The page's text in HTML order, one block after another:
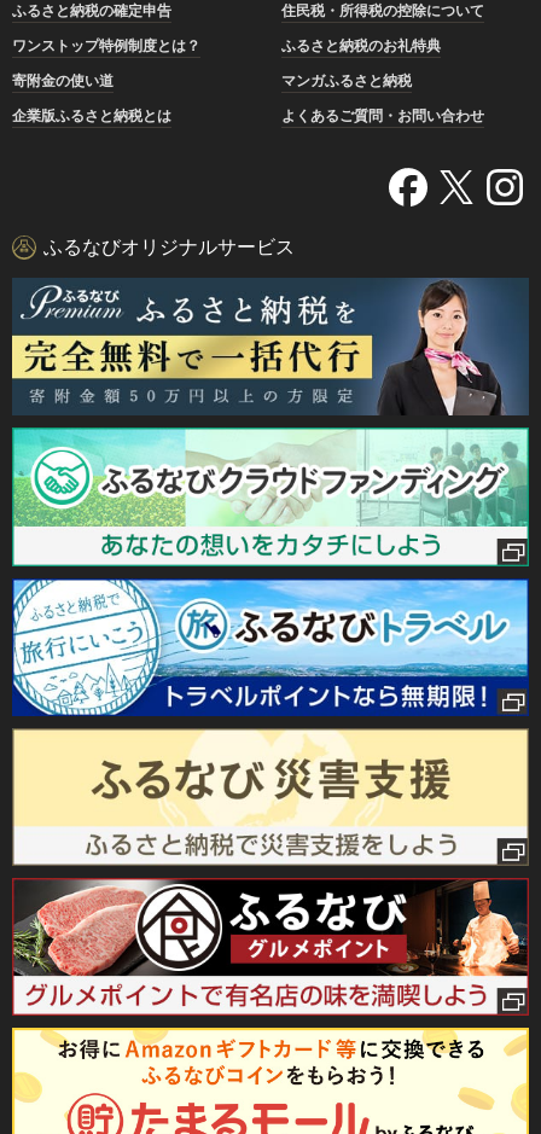
ふるさと納税の確定申告
住民税・所得税の控除について
ワンストップ特例制度とは？
ふるさと納税のお礼特典
寄附金の使い道
マンガふるさと納税
企業版ふるさと納税とは
よくあるご質問・お問い合わせ
ふるなびオリジナルサービス